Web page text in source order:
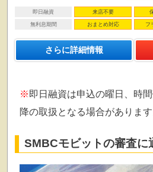
即日融資 来店不要
無利息期間 おまとめ対応 フ
さらに詳細情報
※ 即日融資は申込の曜日、時
降の取扱となる場合があります
SMBCモビットの審査に